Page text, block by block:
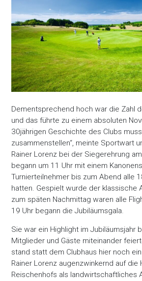
Dementsprechend hoch war die Zahl
und das führte zu einem absoluten
30jährigen Geschichte des Clubs
zusammenstellen“, meinte Sportwart
Rainer Lorenz bei der Siegerehrung
begann um 11 Uhr mit einem
Turnierteilnehmer bis zum Abend alle
hatten. Gespielt wurde der klassische
zum späten Nachmittag waren alle
19 Uhr begann die Jubiläumsgala.
Sie war ein Highlight im Jubiläumsjahr
Mitglieder und Gäste miteinander
stand statt dem Clubhaus hier noch
Rainer Lorenz augenzwinkernd auf die
Reischenhofs als landwirtschaftliches